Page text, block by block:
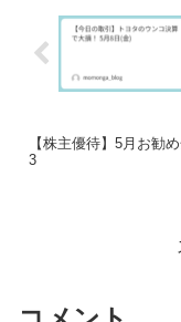
【株主優待】5月お勧
3